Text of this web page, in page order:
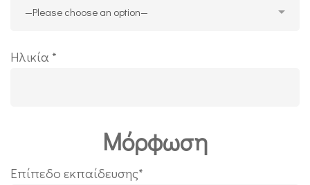
Ηλικία *
Μόρφωση
Επίπεδο εκπαίδευσης*